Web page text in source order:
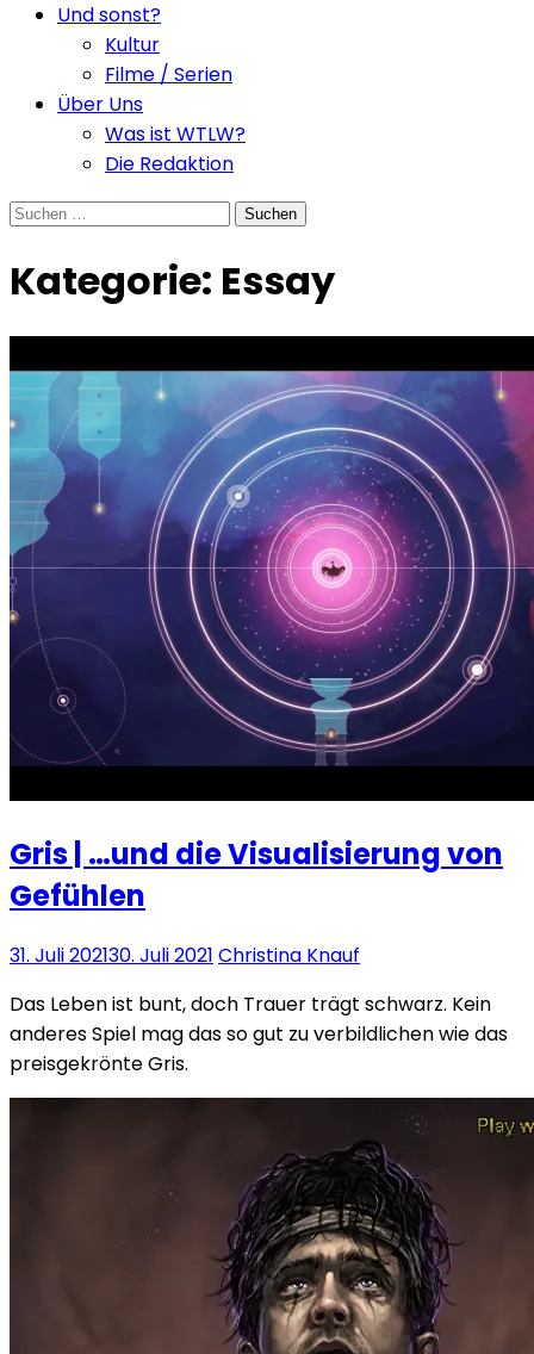
Und sonst?
Kultur
Filme / Serien
Über Uns
Was ist WTLW?
Die Redaktion
Suchen
Kategorie: Essay
Gris | …und die Visualisierung von
Gefühlen
31. Juli 202130. Juli 2021 Christina Knauf
Das Leben ist bunt, doch Trauer trägt schwarz. Kein
anderes Spiel mag das so gut zu verbildlichen wie das
preisgekrönte Gris.